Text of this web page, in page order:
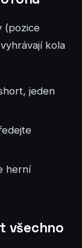
(pozice
kola
jeden
herní
všechno